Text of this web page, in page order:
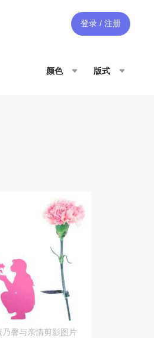
登录 / 注册
颜色 版式
馨与亲情剪影图片